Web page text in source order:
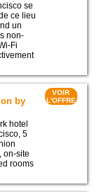
se
ce lieu
un
non-
Fi
by
hotel
5
on-site
rooms
VOIR
L'OFFRE